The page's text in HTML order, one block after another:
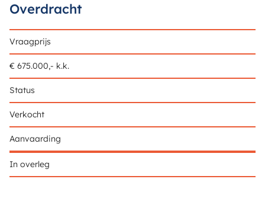
Overdracht
Vraagprijs
€ 675.000,- k.k.
Status
Verkocht
Aanvaarding
In overleg